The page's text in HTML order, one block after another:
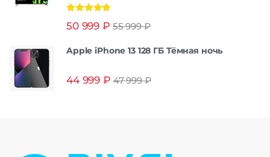
из 5
50 999 ₽ 55 999₽
Apple iPhone 13 128 ГБ Тёмная ночь
44 999 ₽ 47 999₽